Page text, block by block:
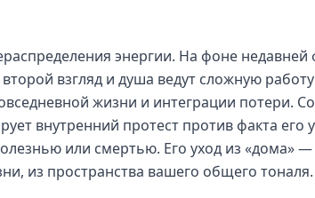
энергии. На фоне недавней
взгляд и душа ведут сложную
жизни и интеграции потери.
внутренний протест против факта его
или смертью. Его уход из «дома»
из пространства вашего общего тоналя.